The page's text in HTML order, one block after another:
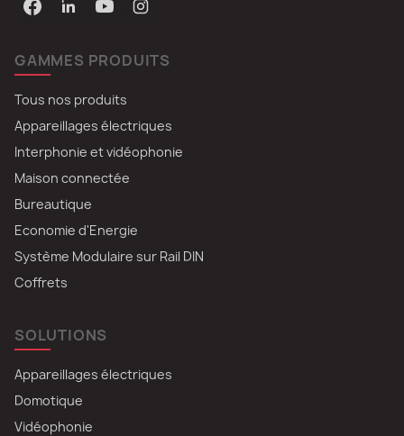
GAMMES PRODUITS
Tous nos produits
Appareillages électriques
Interphonie et vidéophonie
Maison connectée
Bureautique
Economie d'Energie
Système Modulaire sur Rail DIN
Coffrets
SOLUTIONS
Appareillages électriques
Domotique
Vidéophonie